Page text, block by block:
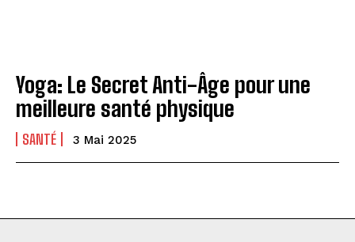
Yoga: Le Secret Anti-Âge pour une
meilleure santé physique
SANTÉ 3 Mai 2025